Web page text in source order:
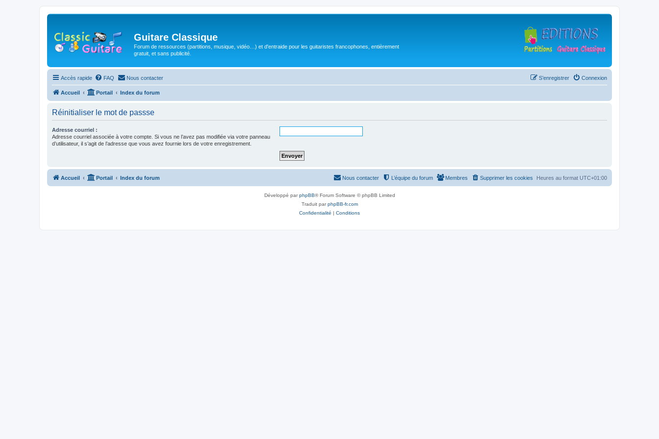
Guitare Classique
Forum de ressources (partitions, musique, vidéo…) et d'entraide pour les guitaristes francophones, entièrement
gratuit, et sans publicité.
Accès rapide FAQ Nous contacter Connexion
S’enregistrer
Accueil Portail Index du forum
Réinitialiser le mot de passse
Adresse courriel :
Adresse courriel associée à votre compte. Si vous ne l’avez pas modifiée via votre panneau
d’utilisateur, il s’agit de l’adresse que vous avez fournie lors de votre enregistrement.
Accueil Portail Index du forum Heures au format UTC+01:00
Supprimer les cookies
Membres
L’équipe du forum
Nous contacter
Développé parphpBB® Forum Software © phpBB Limited
Traduit parphpBB-fr.com
Confidentialité | Conditions